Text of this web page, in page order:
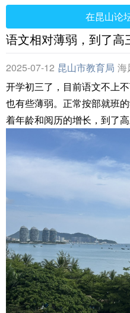
在昆山论
语文相对薄弱，到了高
2025-07-12 昆山市教育局 海
开学初三了，目前语文不上
也有些薄弱。正常按部就班
着年龄和阅历的增长，到了